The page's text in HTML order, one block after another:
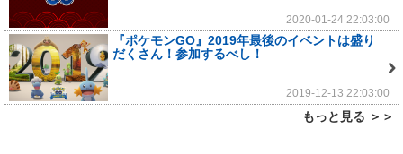
2020-01-24 22:03:00
『ポケモンGO』2019年最後のイベントは盛り
だくさん！参加するべし！
2019-12-13 22:03:00
もっと見る ＞＞